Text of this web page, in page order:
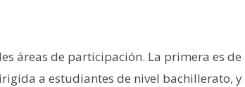
áreas de participación. La primera es de
a estudiantes de nivel bachillerato, y